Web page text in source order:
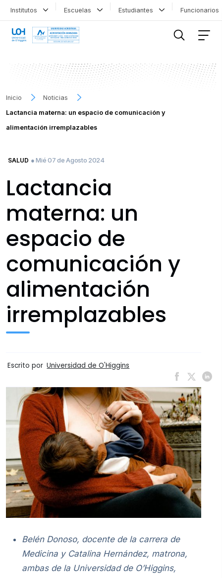
Institutos Escuelas Estudiantes
Inicio
Noticias
Lactancia materna: un espacio de comunicación y
alimentación irremplazables
SALUD ● Mié 07 de Agosto 2024
Lactancia
materna: un
espacio de
comunicación y
alimentación
irremplazables
Escrito por Universidad de O'Higgins
Belén Donoso, docente de la carrera de
Medicina y Catalina Hernández, matrona,
ambas de la Universidad de O’Higgins,